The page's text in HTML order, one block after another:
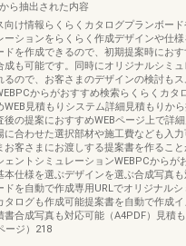
ら抽出された内容
向け情報らくらくカタログプランボー
ーションをらくらく作成デザインや仕
ドを作成できるので、初期提案時にお
成も可能です。同時にオリジナルシミ
るので、お客さまのデザインの検討も
からがおすすめ検索らくらくカタ
WEB見積もりシステム詳細見積もりか
後の提案におすすめWEBページ上で詳
に合わせた選択部材や施工費なども入力
お客さまにお渡しする提案書を作ること
ェントシミュレーションWEBPCからが
本仕様を選ぶデザインを選ぶ合成写真
ドを自動で作成専用URLでオリジナルシ
タログも作成可能提案書を自動で作成イ
書合成写真も対応可能（A4PDF）見積
ージ）218